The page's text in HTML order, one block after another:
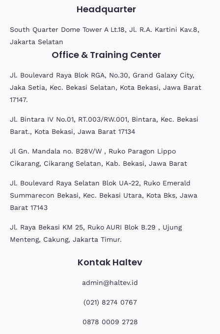
Headquarter
South Quarter Dome Tower A Lt.18, Jl. R.A. Kartini Kav.8,
Jakarta Selatan
Office & Training Center
Jl. Boulevard Raya Blok RGA, No.30, Grand Galaxy City,
Jaka Setia, Kec. Bekasi Selatan, Kota Bekasi, Jawa Barat
17147.
Jl. Bintara IV No.01, RT.003/RW.001, Bintara, Kec. Bekasi
Barat., Kota Bekasi, Jawa Barat 17134
Jl Gn. Mandala no. B28V/W , Ruko Paragon Lippo
Cikarang, Cikarang Selatan, Kab. Bekasi, Jawa Barat
Jl. Boulevard Raya Selatan Blok UA-22, Ruko Emerald
Summarecon Bekasi, Kec. Bekasi Utara, Kota Bks, Jawa
Barat 17143
Jl. Raya Bekasi KM 25, Ruko AURI Blok B.29 , Ujung
Menteng, Cakung, Jakarta Timur.
Kontak Haltev
admin@haltev.id
(021) 8274 0767
0878 0009 2728